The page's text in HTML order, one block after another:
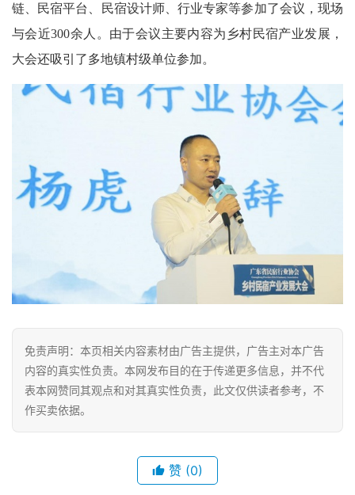
科
技
济
联
综
房
产
家
具
链、民宿平台、民宿设计师、行业专家等参加了会议，现场
与会近300余人。由于会议主要内容为乡村民宿产业发展，
大会还吸引了多地镇村级单位参加。
免责声明：本页相关内容素材由广告主提供，广告主对本广告
内容的真实性负责。本网发布目的在于传递更多信息，并不代
表本网赞同其观点和对其真实性负责，此文仅供读者参考，不
作买卖依据。
赞 (0)